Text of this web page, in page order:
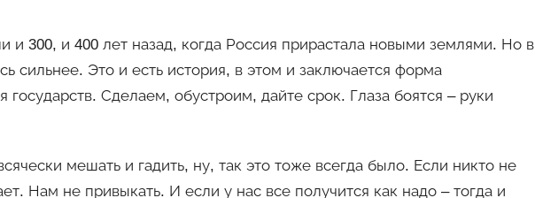
и 300, и 400 лет назад, когда Россия прирастала новыми землями. Но в
сильнее. Это и есть история, в этом и заключается форма
государств. Сделаем, обустроим, дайте срок. Глаза боятся – руки
мешать и гадить, ну, так это тоже всегда было. Если никто не
Нам не привыкать. И если у нас все получится как надо – тогда и